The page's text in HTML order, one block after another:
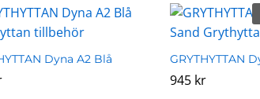
Dyna A2 Blå GRYTHYTTAN
945 kr
945 kr